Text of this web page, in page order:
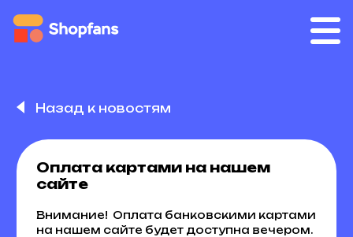
Назад к новостям
Оплата картами на нашем
сайте
Внимание! Оплата банковскими картами
на нашем сайте будет доступна вечером.